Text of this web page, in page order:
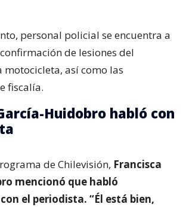
personal policial se encuentra a
de lesiones del
motocicleta, así como las
fiscalía.
Huidobro habló con
de Chilevisión, Francisca
mencionó que habló
el periodista. “Él está bien,